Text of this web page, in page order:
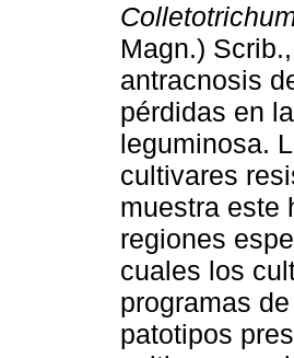
Magn.)
antracnosis
pérdidas en
leguminosa.
cultivares
muestra este
regiones
cuales los
programas
patotipos